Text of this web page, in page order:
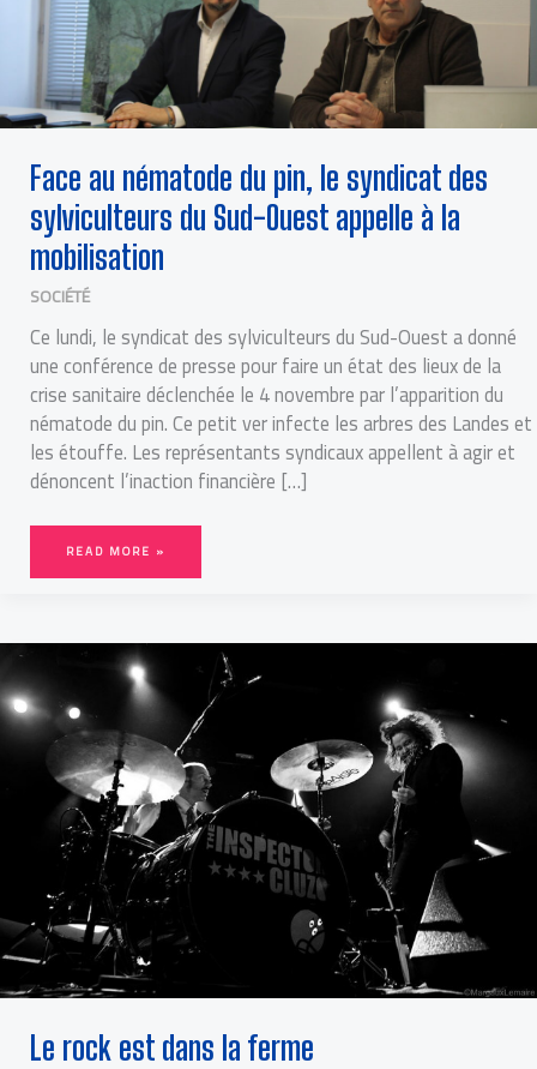
Face au nématode du pin, le syndicat des
sylviculteurs du Sud-Ouest appelle à la
mobilisation
SOCIÉTÉ
Ce lundi, le syndicat des sylviculteurs du Sud-Ouest a donné
une conférence de presse pour faire un état des lieux de la
crise sanitaire déclenchée le 4 novembre par l’apparition du
nématode du pin. Ce petit ver infecte les arbres des Landes et
les étouffe. Les représentants syndicaux appellent à agir et
dénoncent l’inaction financière […]
READ MORE »
Le rock est dans la ferme
LE
FERME